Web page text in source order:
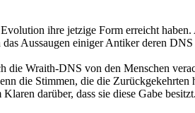
ihre jetzige Form erreicht
Aussaugen einiger Antiker deren
die Wraith-DNS von den Menschen
die Stimmen, die die
darüber, dass sie diese Gabe